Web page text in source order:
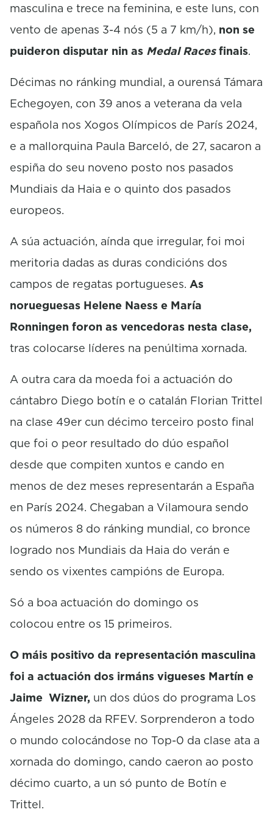
masculina e trece na feminina, e este luns, con
vento de apenas 3-4 nós (5 a 7 km/h), non se
puideron disputar nin as Medal Racesfinais.
Décimas no ránking mundial, a ourensá Támara
Echegoyen, con 39 anos a veterana da vela
española nos Xogos Olímpicos de París 2024,
e a mallorquina Paula Barceló, de 27, sacaron a
espiña do seu noveno posto nos pasados
Mundiais da Haia e o quinto dos pasados
europeos.
A súa actuación, aínda que irregular, foi moi
meritoria dadas as duras condicións dos
campos de regatas portugueses. As
norueguesas Helene Naess e María
Ronningen foron as vencedoras nesta clase,
tras colocarse líderes na penúltima xornada.
A outra cara da moeda foi a actuación do
cántabro Diego botín e o catalán Florian Trittel
na clase 49er cun décimo terceiro posto final
que foi o peor resultado do dúo español
desde que compiten xuntos e cando en
menos de dez meses representarán a España
en París 2024. Chegaban a Vilamoura sendo
os números 8 do ránking mundial, co bronce
logrado nos Mundiais da Haia do verán e
sendo os vixentes campións de Europa.
Só a boa actuación do domingo os
colocou entre os 15 primeiros.
O máis positivo da representación masculina
foi a actuación dos irmáns vigueses Martín e
Jaime Wizner, un dos dúos do programa Los
Ángeles 2028 da RFEV. Sorprenderon a todo
o mundo colocándose no Top-0 da clase ata a
xornada do domingo, cando caeron ao posto
décimo cuarto, a un só punto de Botín e
Trittel.